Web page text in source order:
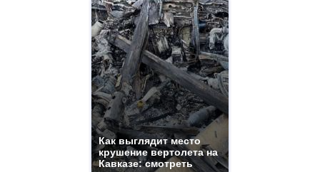
Как выглядит место
крушение вертолета на
Кавказе: смотреть